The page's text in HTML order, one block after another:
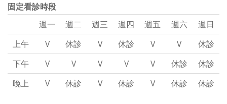
固定看診時段
週一
週二 週三 週四 週五 週六
週日
上午
V 休診 V 休診 V V
休診
下午
V V V V V 休診
休診
晚上
V 休診 V 休診 V 休診 休診